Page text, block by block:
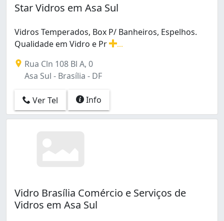
Star Vidros em Asa Sul
Vidros Temperados, Box P/ Banheiros, Espelhos.
Qualidade em Vidro e Pr
Rua Cln 108 Bl A, 0
Asa Sul - Brasília - DF
Ver Tel Info
Vidro Brasília Comércio e Serviços de
Vidros em Asa Sul